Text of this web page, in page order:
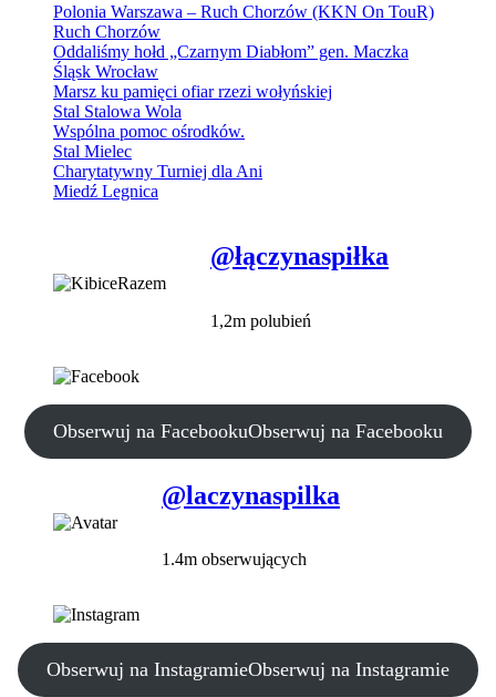
Polonia Warszawa – Ruch Chorzów (KKN On TouR)
Ruch Chorzów
Oddaliśmy hołd „Czarnym Diabłom” gen. Maczka
Śląsk Wrocław
Marsz ku pamięci ofiar rzezi wołyńskiej
Stal Stalowa Wola
Wspólna pomoc ośrodków.
Stal Mielec
Charytatywny Turniej dla Ani
Miedź Legnica
@łączynaspiłka
1,2m polubień
Obserwuj na FacebookuObserwuj na Facebooku
@laczynaspilka
1.4m obserwujących
Obserwuj na InstagramieObserwuj na Instagramie